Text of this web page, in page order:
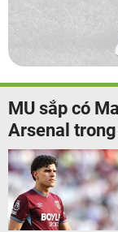
MU sắp có
Arsenal